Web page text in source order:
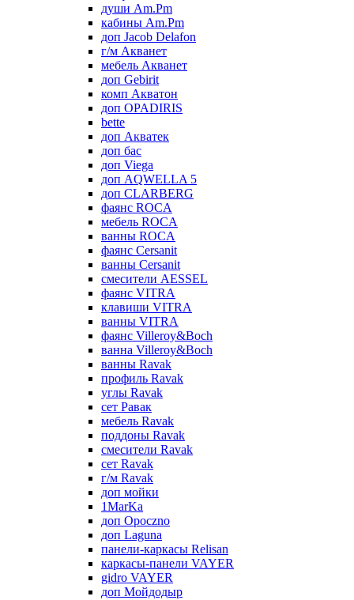
души Am.Pm
кабины Am.Pm
доп Jacob Delafon
г/м Акванет
мебель Акванет
доп Gebirit
комп Акватон
доп OPADIRIS
bette
доп Акватек
доп бас
доп Viega
доп AQWELLA 5
доп CLARBERG
фаянс ROCA
мебель ROCA
ванны ROCA
фаянс Cersanit
ванны Cersanit
смесители AESSEL
фаянс VITRA
клавиши VITRA
ванны VITRA
фаянс Villeroy&Boch
ванна Villeroy&Boch
ванны Ravak
профиль Ravak
углы Ravak
сет Равак
мебель Ravak
поддоны Ravak
смесители Ravak
сет Ravak
г/м Ravak
доп мойки
1MarKa
доп Opoczno
доп Laguna
панели-каркасы Relisan
каркасы-панели VAYER
gidro VAYER
доп Мойдодыр